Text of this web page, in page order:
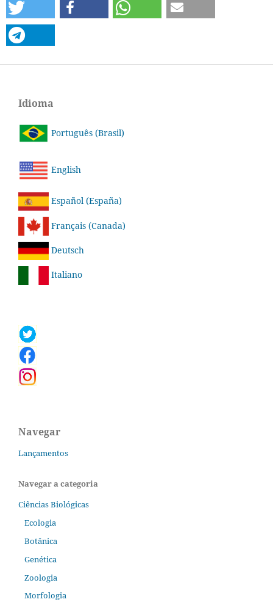
Idioma
Português (Brasil)
English
Español (España)
Français (Canada)
Deutsch
Italiano
Navegar
Lançamentos
Navegar a categoria
Ciências Biológicas
Ecologia
Botânica
Genética
Zoologia
Morfologia